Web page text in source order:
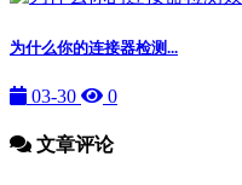
为什么你的连接器检测...
03-30 0
文章评论